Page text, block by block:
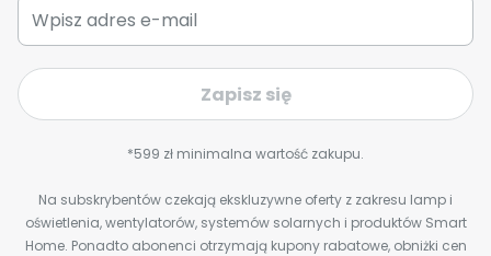
Zapisz się
*599 zł minimalna wartość zakupu.
Na subskrybentów czekają ekskluzywne oferty z zakresu lamp i
oświetlenia, wentylatorów, systemów solarnych i produktów Smart
Home. Ponadto abonenci otrzymają kupony rabatowe, obniżki cen